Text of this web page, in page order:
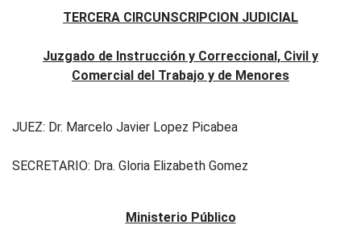
TERCERA CIRCUNSCRIPCION JUDICIAL
Juzgado de Instrucción y Correccional, Civil y
Comercial del Trabajo y de Menores
JUEZ: Dr. Marcelo Javier Lopez Picabea
SECRETARIO: Dra. Gloria Elizabeth Gomez
Ministerio Público